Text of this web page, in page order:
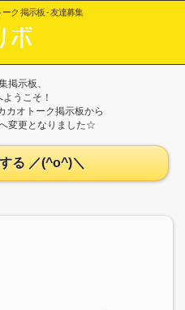
ク 掲示板 - 友達募集
掲示板、
ようこそ！
カオトーク掲示板から
変更となりました☆
る ／(^o^)＼